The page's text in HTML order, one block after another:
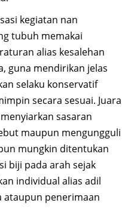
kegiatan nan
tubuh memakai
alias kesalehan
guna mendirikan jelas
selaku konservatif
secara sesuai. Juara
sasaran
maupun mengungguli
mungkin ditentukan
biji pada arah sejak
individual alias adil
ataupun penerimaan